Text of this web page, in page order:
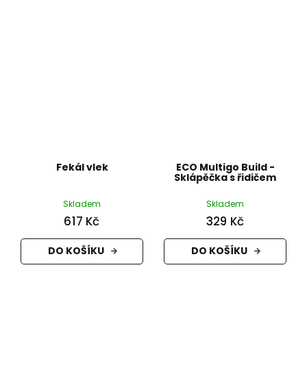
Fekál vlek
Skladem
617 Kč
DO KOŠÍKU
ECO Multigo Build -
Sklápěčka s řidičem
Skladem
329 Kč
DO KOŠÍKU